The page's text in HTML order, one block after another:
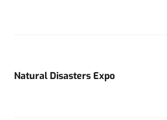
Natural Disasters Expo